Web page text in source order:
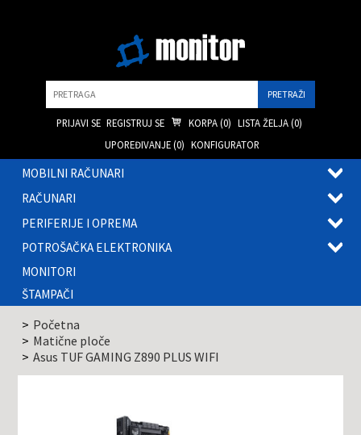
PRIJAVI SE REGISTRUJ SE KORPA (0) LISTA ŽELJA (0)
UPOREĐIVANJE (0) KONFIGURATOR
MOBILNI RAČUNARI
RAČUNARI
PERIFERIJE I OPREMA
POTROŠAČKA ELEKTRONIKA
MONITORI
ŠTAMPAČI
Početna
Matične ploče
Asus TUF GAMING Z890 PLUS WIFI